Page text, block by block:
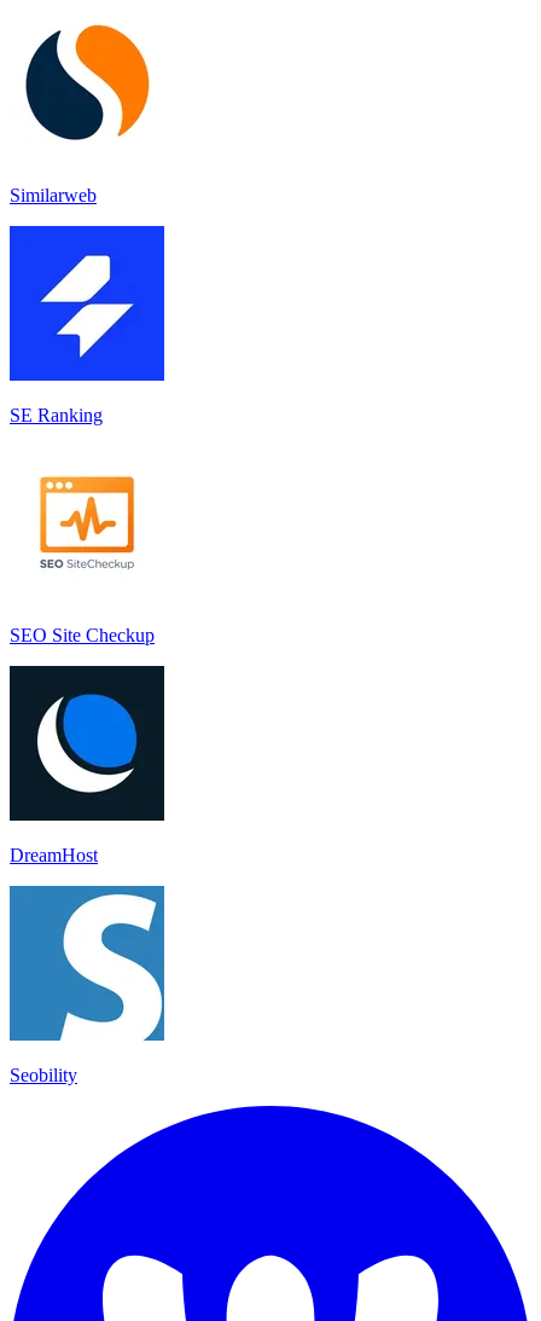
Similarweb
SE Ranking
SEO Site Checkup
DreamHost
Seobility